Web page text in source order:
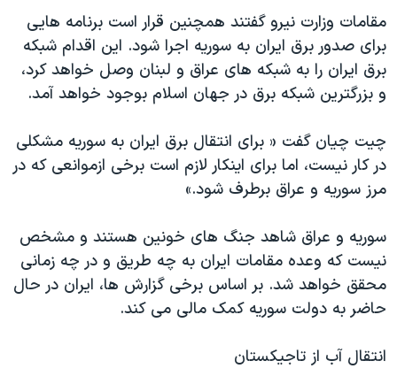
مقامات وزارت نیرو گفتند همچنین قرار است برنامه هایی
برای صدور برق ایران به سوریه اجرا شود. این اقدام شبکه
برق ایران را به شبکه های عراق و لبنان وصل خواهد کرد،
و بزرگترین شبکه برق در جهان اسلام بوجود خواهد آمد.
چیت چیان گفت « برای انتقال برق ایران به سوریه مشکلی
در کار نیست، اما برای اینکار لازم است برخی ازموانعی که در
مرز سوریه و عراق برطرف شود.»
سوریه و عراق شاهد جنگ های خونین هستند و مشخص
نیست که وعده مقامات ایران به چه طریق و در چه زمانی
محقق خواهد شد. بر اساس برخی گزارش ها، ایران در حال
حاضر به دولت سوریه کمک مالی می کند.
انتقال آب از تاجیکستان